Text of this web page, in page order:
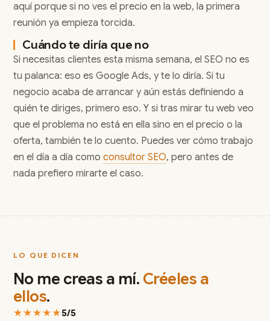
aquí porque si no ves el precio en la web, la primera
reunión ya empieza torcida.
Cuándo te diría que no
Si necesitas clientes esta misma semana, el SEO no es
tu palanca: eso es Google Ads, y te lo diría. Si tu
negocio acaba de arrancar y aún estás definiendo a
quién te diriges, primero eso. Y si tras mirar tu web veo
que el problema no está en ella sino en el precio o la
oferta, también te lo cuento. Puedes ver cómo trabajo
en el día a día como consultor SEO, pero antes de
nada prefiero mirarte el caso.
LO QUE DICEN
No me creas a mí. Créeles a
ellos.
★★★★★5/5